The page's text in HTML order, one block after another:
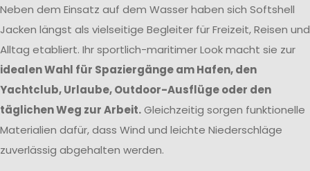
Neben dem Einsatz auf dem Wasser haben sich Softshell
Jacken längst als vielseitige Begleiter für Freizeit, Reisen und
Alltag etabliert. Ihr sportlich-maritimer Look macht sie zur
idealen Wahl für Spaziergänge am Hafen, den
Yachtclub, Urlaube, Outdoor-Ausflüge oder den
täglichen Weg zur Arbeit.Gleichzeitig sorgen funktionelle
Materialien dafür, dass Wind und leichte Niederschläge
zuverlässig abgehalten werden.